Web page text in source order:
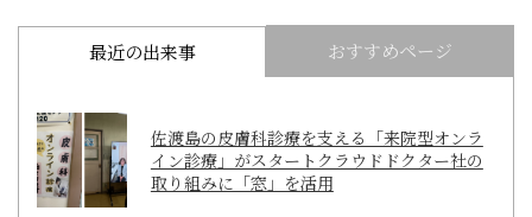
最近の出来事 おすすめページ
佐渡島の皮膚科診療を支える「来院型オンラ
イン診療」がスタートクラウドドクター社の
取り組みに「窓」を活用